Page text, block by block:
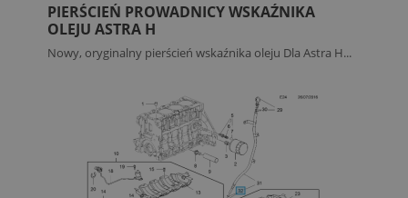
PIERŚCIEŃ PROWADNICY WSKAŹNIKA
OLEJU ASTRA H
Nowy, oryginalny pierścień wskaźnika oleju Dla Astra H...